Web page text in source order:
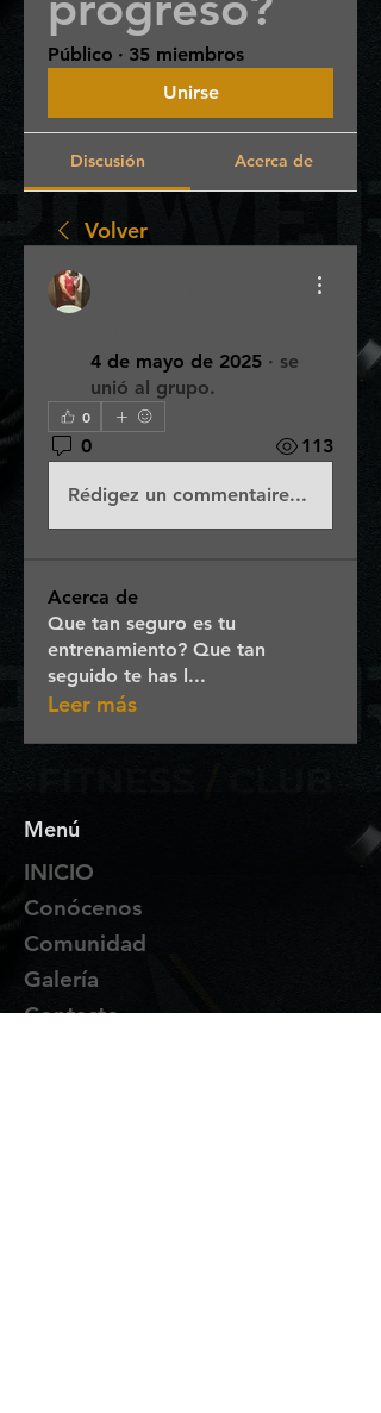
Público · 35 miembros
Unirse
Discusión Acerca de
Volver
4 de mayo de 2025 · se
unió al grupo.
0
0 113
Rédigez un commentaire...
Acerca de
Que tan seguro es tu
entrenamiento? Que tan
seguido te has l...
Leer más
Menú
INICIO
Conócenos
Comunidad
Galería
Contacto